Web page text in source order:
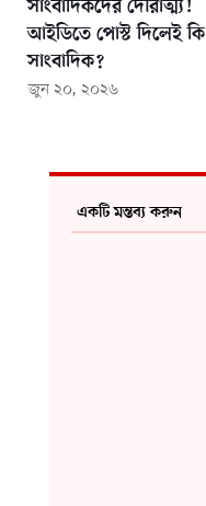
সাংবাদিকদের দৌরাত্ম্য!
আইডিতে পোস্ট দিলেই কি
সাংবাদিক?
জুন ২০, ২০২৬
একটি মন্তব্য করুন